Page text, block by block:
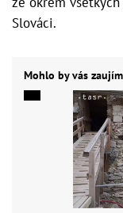
Slováci.
Mohlo by vás